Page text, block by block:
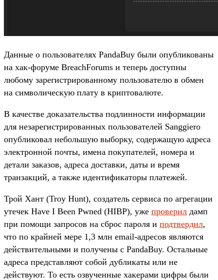
Данные о пользователях PandaBuy были опубликованы
на хак-форуме BreachForums и теперь доступны
любому зарегистрированному пользователю в обмен
на символическую плату в криптовалюте.
В качестве доказательства подлинности информации
для незарегистрированных пользователей Sanggiero
опубликовал небольшую выборку, содержащую адреса
электронной почты, имена покупателей, номера и
детали заказов, адреса доставки, даты и время
транзакций, а также идентификаторы платежей.
Трой Хант (Troy Hunt), создатель сервиса по агрегации
утечек Have I Been Pwned (HIBP), уже проверил дамп
при помощи запросов на сброс пароля и подтвердил,
что по крайней мере 1,3 млн email-адресов являются
действительными и получены с PandaBuy. Остальные
адреса представляют собой дубликаты или не
действуют. То есть озвученные хакерами цифры были